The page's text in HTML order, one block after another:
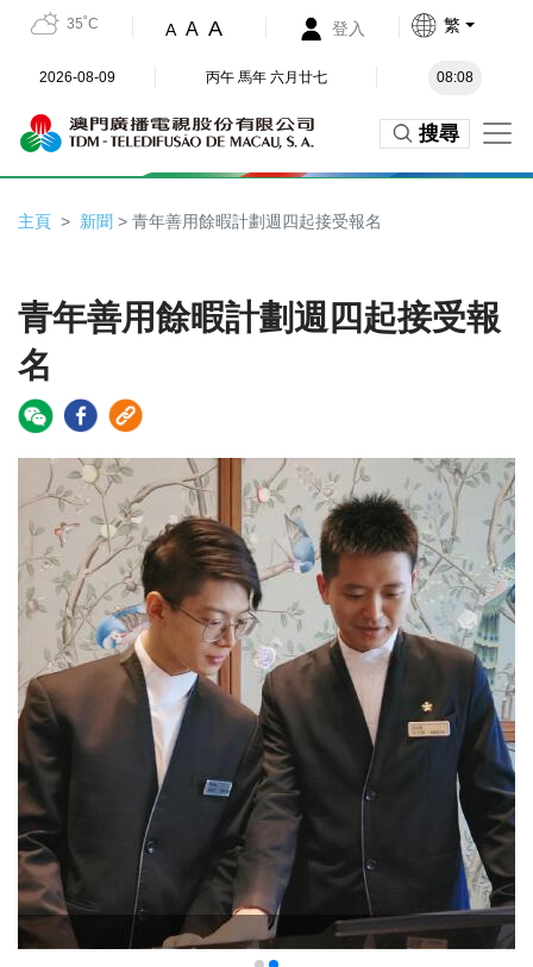
35˚C A A A 登入 繁
2026-08-09 丙午 馬年 六月廿七 08:08
搜尋
主頁 新聞 > 青年善用餘暇計劃週四起接受報名
青年善用餘暇計劃週四起接受報
名